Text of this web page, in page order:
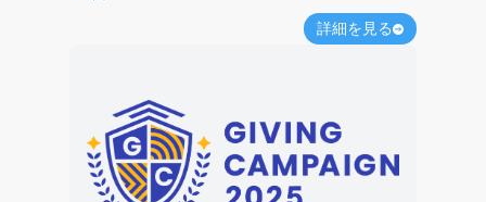
詳細を見る